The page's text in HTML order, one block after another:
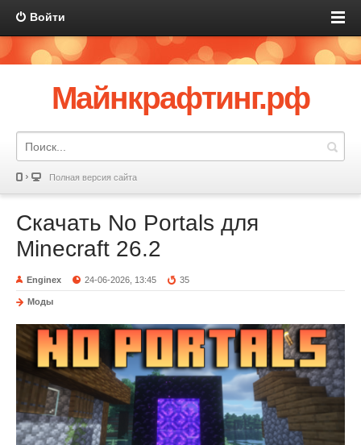
Войти
Майнкрафтинг.рф
Полная версия сайта
Скачать No Portals для
Minecraft 26.2
Enginex 24-06-2026, 13:45 35
Моды